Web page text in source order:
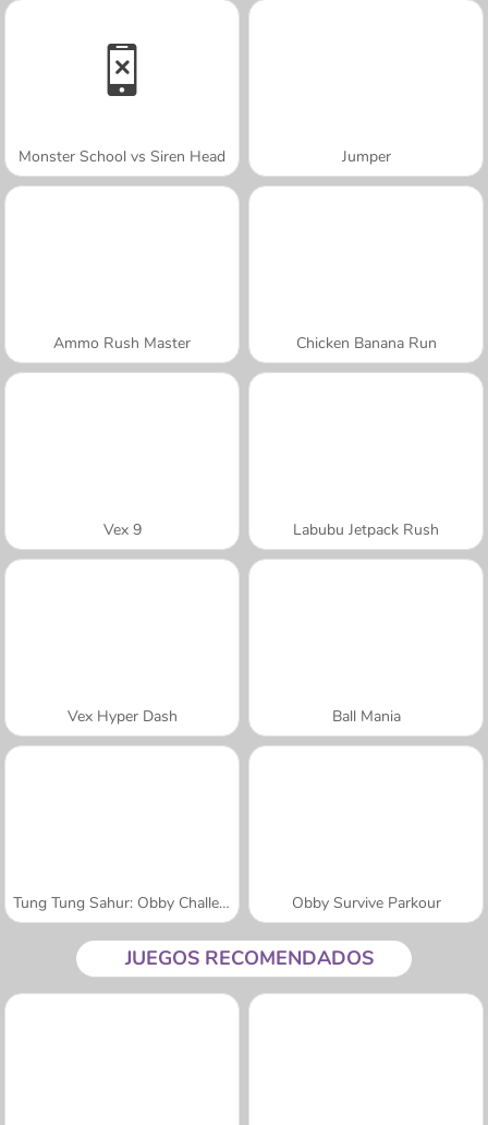
Monster School vs Siren Head Jumper
Ammo Rush Master Chicken Banana Run
Vex 9 Labubu Jetpack Rush
Vex Hyper Dash Ball Mania
Tung Tung Sahur: Obby Challenge Obby Survive Parkour
JUEGOS RECOMENDADOS